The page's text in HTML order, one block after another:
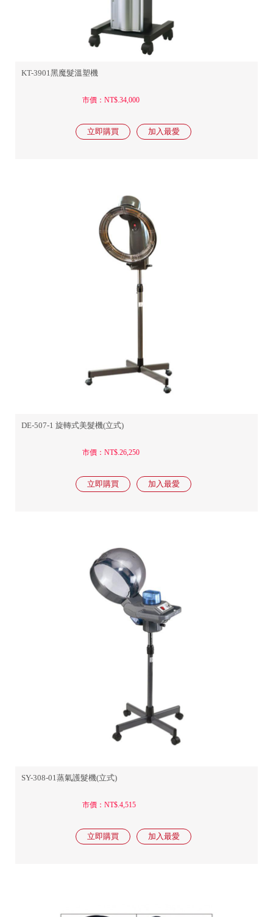
KT-3901黑魔髮溫塑機
市價：NT$.34,000
DE-507-1 旋轉式美髮機(立式)
市價：NT$.26,250
SY-308-01蒸氣護髮機(立式)
市價：NT$.4,515